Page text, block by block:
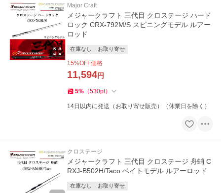
Major Craft
メジャークラフト 三代目 クロステージ ハード
ロック CRX-792M/S スピニングモデル ルアー
ロッド
在庫なし お取り寄せ
15%OFF価格
11,594円
5% （530pt）
14日以内に発送（お取り寄せ販売）（休業日を除く）
クロステージ
メジャークラフト 三代目 クロステージ 舟蛸 C
RXJ-B502H/Taco ベイトモデル ルアーロッド
在庫なし お取り寄せ